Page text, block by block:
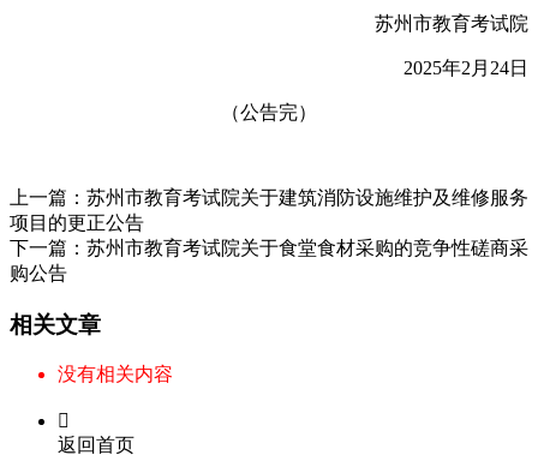
苏州市教育考试院
2025年2 月 24日
（公告完）
上一篇： 苏州市教育考试院关于建筑消防设施维护及维修服务
项目的更正公告
下一篇： 苏州市教育考试院关于食堂食材采购的竞争性磋商采
购公告
相关文章
没有相关内容

返回首页